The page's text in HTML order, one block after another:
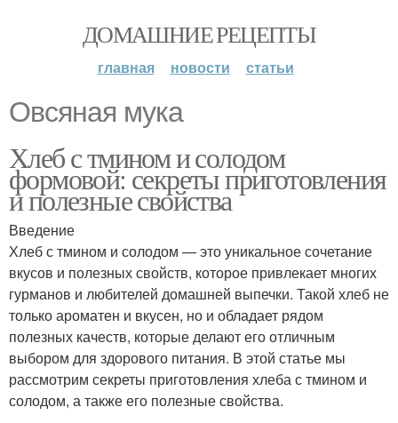
ДОМАШНИЕ РЕЦЕПТЫ
главная новости статьи
Овсяная мука
Хлеб с тмином и солодом
формовой: секреты приготовления
и полезные свойства
Введение
Хлеб с тмином и солодом — это уникальное сочетание
вкусов и полезных свойств, которое привлекает многих
гурманов и любителей домашней выпечки. Такой хлеб не
только ароматен и вкусен, но и обладает рядом
полезных качеств, которые делают его отличным
выбором для здорового питания. В этой статье мы
рассмотрим секреты приготовления хлеба с тмином и
солодом, а также его полезные свойства.